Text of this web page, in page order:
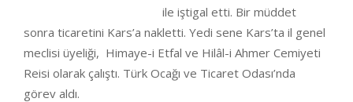
ile iştigal etti. Bir müddet
sonra ticaretini Kars’a nakletti. Yedi sene Kars’ta il genel
meclisi üyeliği, Himaye-i Etfal ve Hilâl-i Ahmer Cemiyeti
Reisi olarak çalıştı. Türk Ocağı ve Ticaret Odası’nda
görev aldı.